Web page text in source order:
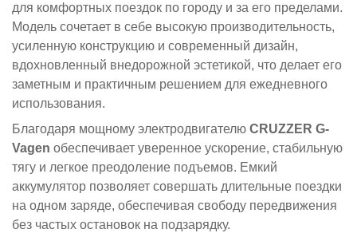
для комфортных поездок по городу и за его пределами.
Модель сочетает в себе высокую производительность,
усиленную конструкцию и современный дизайн,
вдохновленный внедорожной эстетикой, что делает его
заметным и практичным решением для ежедневного
использования.
Благодаря мощному электродвигателю CRUZZER G-
Vagen обеспечивает уверенное ускорение, стабильную
тягу и легкое преодоление подъемов. Емкий
аккумулятор позволяет совершать длительные поездки
на одном заряде, обеспечивая свободу передвижения
без частых остановок на подзарядку.